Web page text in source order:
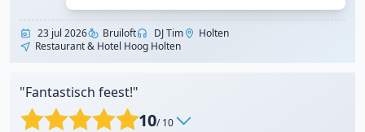
23 jul 2026 Bruiloft DJ Tim
Holten
Restaurant & Hotel Hoog Holten
"Fantastisch feest!"
10/ 10